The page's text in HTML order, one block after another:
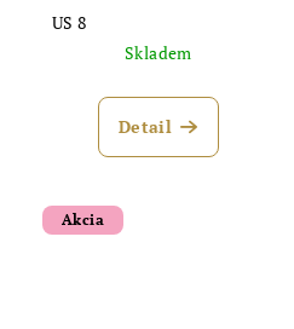
US 8
Skladem
Detail
Akcia